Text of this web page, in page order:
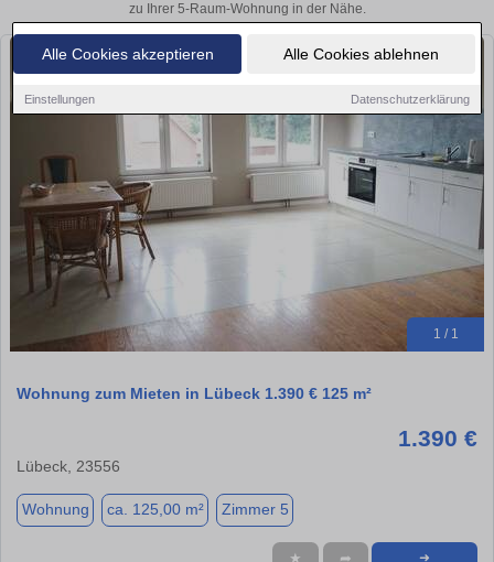
Alle Cookies akzeptieren Alle Cookies ablehnen
Einstellungen Datenschutzerklärung
zu Ihrer 5-Raum-Wohnung in der Nähe.
1 / 1
Wohnung zum Mieten in Lübeck 1.390 € 125 m²
1.390 €
Lübeck, 23556
Wohnung ca. 125,00 m² Zimmer 5
★ ➦ ➜